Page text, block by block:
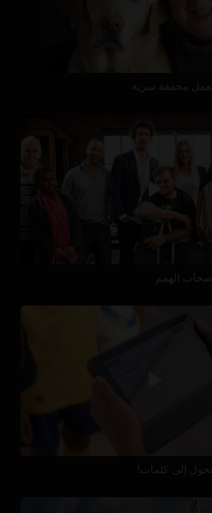
محققة سرية
الهمم
إلى كلمات!